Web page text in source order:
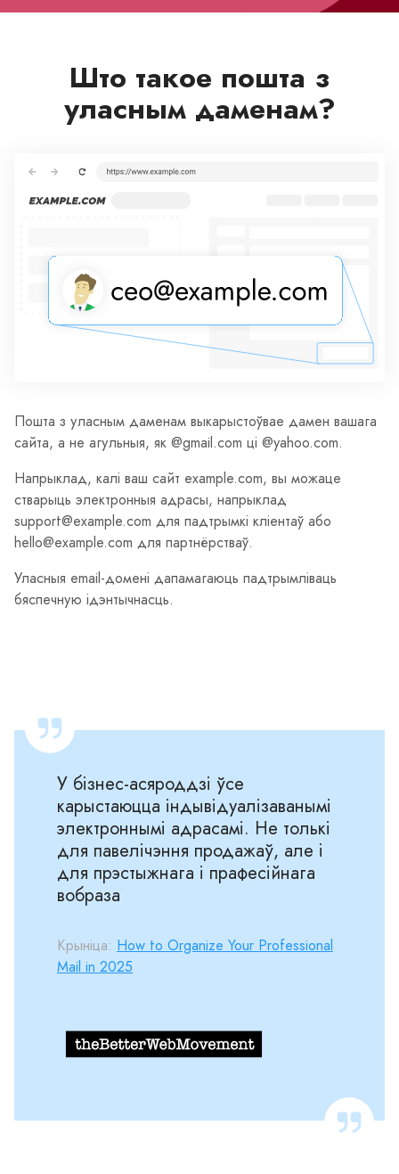
Што такое пошта з
уласным даменам?
Пошта з уласным даменам выкарыстоўвае дамен вашага
сайта, а не агульныя, як @gmail.com ці @yahoo.com.
Напрыклад, калі ваш сайт example.com, вы можаце
стварыць электронныя адрасы, напрыклад
support@example.com для падтрымкі кліентаў або
hello@example.com для партнёрстваў.
Уласныя email‑домені дапамагаюць падтрымліваць
бяспечную ідэнтычнасць.
У бізнес-асяроддзі ўсе
карыстаюцца індывідуалізаванымі
электроннымі адрасамі. Не толькі
для павелічэння продажаў, але і
для прэстыжнага і прафесійнага
вобраза
Крыніца: How to Organize Your Professional
Mail in 2025